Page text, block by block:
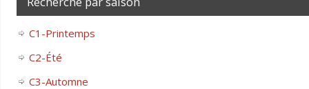
C1-Printemps
C2-Été
C3-Automne